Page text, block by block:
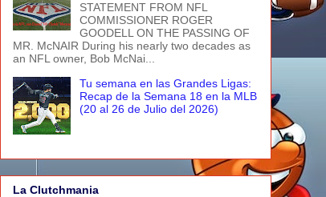
STATEMENT FROM NFL
COMMISSIONER ROGER
GOODELL ON THE PASSING OF
MR. McNAIR During his nearly two decades as
an NFL owner, Bob McNai...
Tu semana en las Grandes Ligas:
Recap de la Semana 18 en la MLB
(20 al 26 de Julio del 2026)
La Clutchmania